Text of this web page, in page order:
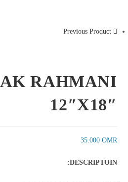
Previous Product
RAHMANI
12″X18″
35.000 OMR
DESCRIPTOIN: